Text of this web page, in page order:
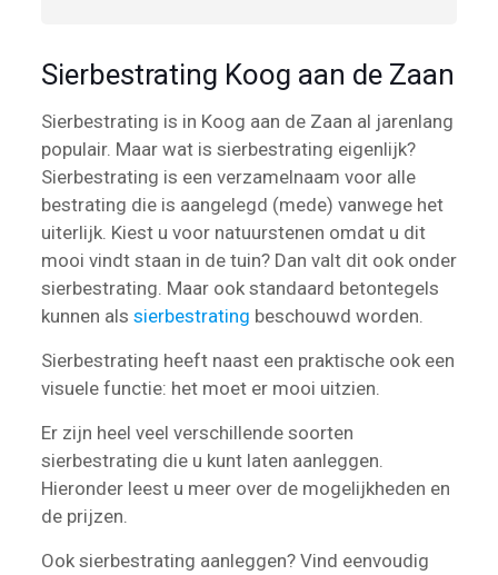
Sierbestrating Koog aan de Zaan
Sierbestrating is in Koog aan de Zaan al jarenlang
populair. Maar wat is sierbestrating eigenlijk?
Sierbestrating is een verzamelnaam voor alle
bestrating die is aangelegd (mede) vanwege het
uiterlijk. Kiest u voor natuurstenen omdat u dit
mooi vindt staan in de tuin? Dan valt dit ook onder
sierbestrating. Maar ook standaard betontegels
kunnen als sierbestrating beschouwd worden.
Sierbestrating heeft naast een praktische ook een
visuele functie: het moet er mooi uitzien.
Er zijn heel veel verschillende soorten
sierbestrating die u kunt laten aanleggen.
Hieronder leest u meer over de mogelijkheden en
de prijzen.
Ook sierbestrating aanleggen? Vind eenvoudig